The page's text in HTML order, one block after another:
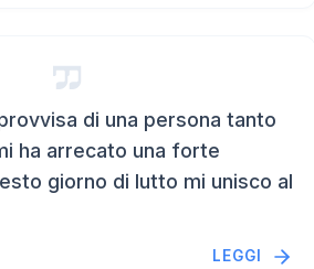
di una persona tanto
ha arrecato una forte
giorno di lutto mi unisco al
LEGGI